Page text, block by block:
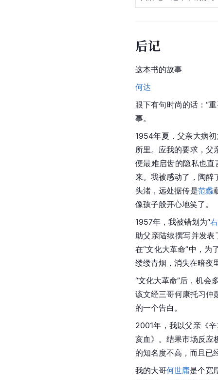
后记
这本书的故事
何达
眼下有句时尚的话：“
事。
1954年夏，父亲大病
所里。应我的要求，父
便最难启齿的隐私也
来。我被感动了，陶醉
头渚 ，远处据传是范蠡
像孩子般开心地笑了。
1957年，我被错划为“
助父亲陆续撰写并发
在“文化大革命”中，为
缕缕青烟，消失在暗夜
“文化大革命”后，机会
该文经三哥何康托习仲
的一个告白。
2001年，我以父亲《
亥血》。结果市场反应
的知名度不高，而且已
我的大哥何世庸是个宽